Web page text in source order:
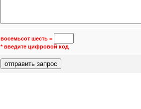
восемьсот шесть=
* введите цифровой код